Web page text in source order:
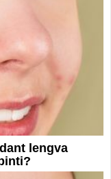
lengva